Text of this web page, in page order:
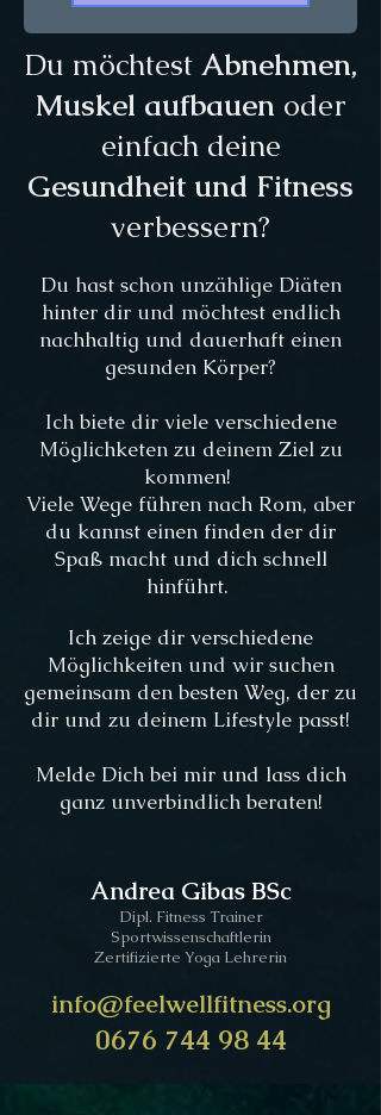
Du möchtest Abnehmen,
Muskel aufbauenoder
einfach deine
Gesundheit und Fitness
verbessern?
Du hast schon unzählige Diäten
hinter dir und möchtest endlich
nachhaltig und dauerhaft einen
gesunden Körper?
Ich biete dir viele verschiedene
Möglichketen zu deinem Ziel zu
kommen!
Viele Wege führen nach Rom, aber
du kannst einen finden der dir
Spaß macht und dich schnell
hinführt.
Ich zeige dir verschiedene
Möglichkeiten und wir suchen
gemeinsam den besten Weg, der zu
dir und zu deinem Lifestyle passt!
Melde Dich bei mir und lass dich
ganz unverbindlich beraten!
Andrea Gibas BSc
Dipl. Fitness Trainer
Sportwissenschaftlerin
Zertifizierte Yoga Lehrerin
info@feelwellfitness.org
0676 744 98 44